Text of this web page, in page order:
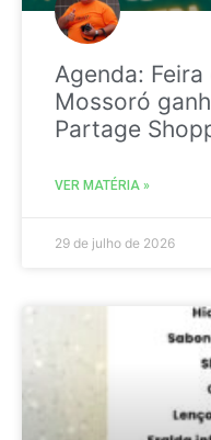
Agenda:
Mossoró
Partage
VER MATÉRIA »
29 de julho de 2026